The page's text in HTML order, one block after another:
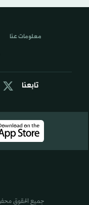
تابعنا
معلومات عنا
جميع الحقوق